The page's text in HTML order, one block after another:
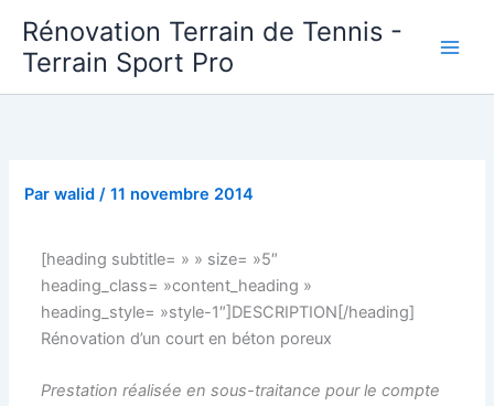
contenu
Rénovation Terrain de Tennis -
Terrain Sport Pro
Parwalid/11 novembre 2014
[heading subtitle= » » size= »5″
heading_class= »content_heading »
heading_style= »style-1″]DESCRIPTION[/heading]
Rénovation d’un court en béton poreux
Prestation réalisée en sous-traitance pour le compte